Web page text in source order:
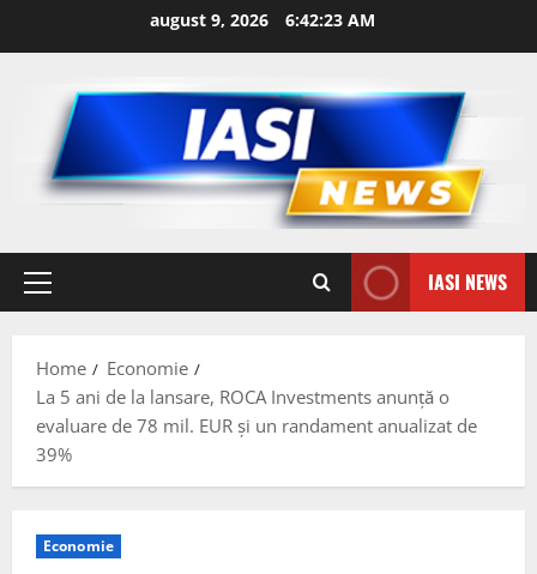
august 9, 2026 6:42:24 AM
Primary
IASI NEWS
Home
Economie
La 5 ani de la lansare, ROCA Investments anunță o
evaluare de 78 mil. EUR și un randament anualizat de
39%
Economie